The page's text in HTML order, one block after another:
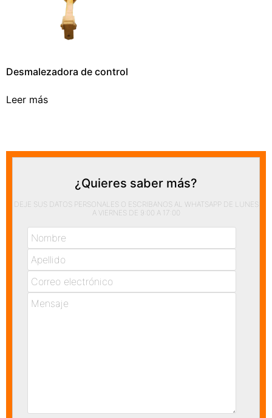
Desmalezadora de control
Leer más
¿Quieres saber más?
DEJE SUS DATOS PERSONALES O ESCRIBANOS AL WHATSAPP DE LUNES
A VIERNES DE 9:00 A 17:00